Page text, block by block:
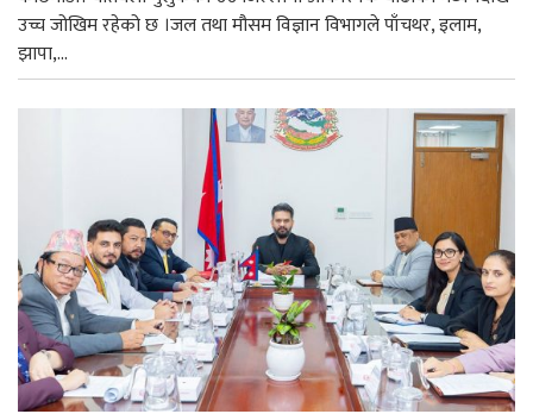
उच्च जोखिम रहेको छ ।जल तथा मौसम विज्ञान विभागले पाँचथर, इलाम,
झापा,...